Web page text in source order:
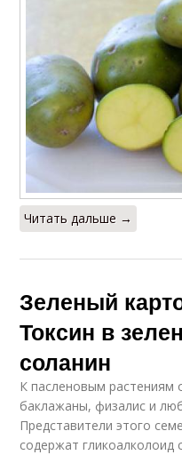
Читать дальше →
Зеленый
Токсин в
соланин
К пасленовым растениям
баклажаны, физалис и
Представители этого
содержат гликоалколоид